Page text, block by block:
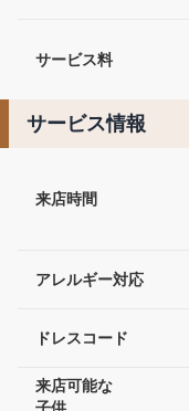
サービス料
サービス情報
来店時間
アレルギー対応
ドレスコード
来店可能な
子供